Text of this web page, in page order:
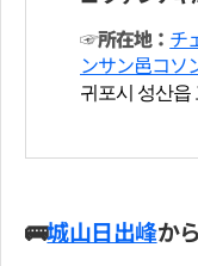
☞所在地： チ
ンサン邑コソ
귀포시 성산읍
🚌城山日出峰から